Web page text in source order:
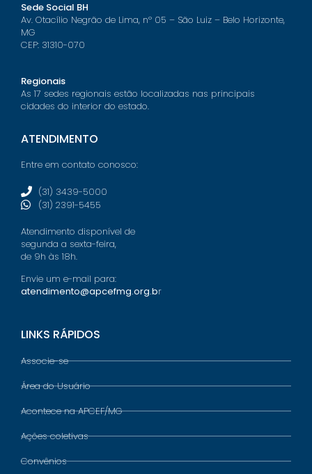
Sede Social BH
Av. Otacílio Negrão de Lima, nº 05 – São Luiz – Belo Horizonte,
MG
CEP: 31310-070
Regionais
As 17 sedes regionais estão localizadas nas principais
cidades do interior do estado.
ATENDIMENTO
Entre em contato conosco:
(31) 3439-5000
(31) 2391-5455
Atendimento disponível de
segunda a sexta-feira,
de 9h às 18h.
Envie um e-mail para:
atendimento@apcefmg.org.br
LINKS RÁPIDOS
Associe-se
Área do Usuário
Acontece na APCEF/MG
Ações coletivas
Convênios